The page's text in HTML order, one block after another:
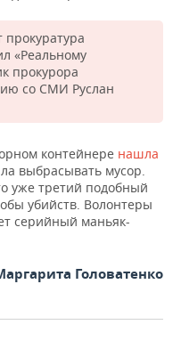
прокуратура
«Реальному
прокурора
со СМИ Руслан
контейнере нашла
выбрасывать мусор.
уже третий подобный
убийств. Волонтеры
серийный маньяк-
Головатенко